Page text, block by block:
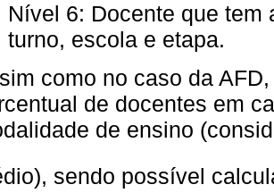
Nível 6: Docente que tem
turno, escola e etapa.
como no caso da
de docentes em
de ensino
sendo possível